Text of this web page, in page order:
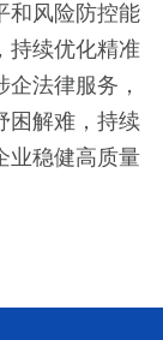
和风险防控能
持续优化精准
法律服务，
困解难，持续
业稳健高质量